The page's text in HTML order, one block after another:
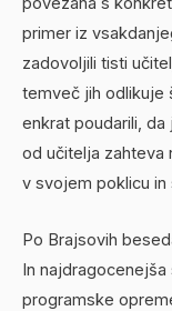
primer iz
zadovoljili tisti
temveč jih odlikuje
enkrat poudarili,
od učitelja zahteva
v svojem poklicu
Po Brajsovih
In
programske